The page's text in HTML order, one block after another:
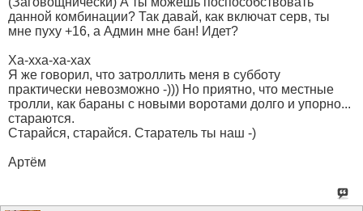
данной комбинации? Так давай, как включат серв, ты
мне пуху +16, а Админ мне бан! Идет?
Ха-хха-ха-хах
Я же говорил, что затроллить меня в субботу
практически невозможно -))) Но приятно, что местные
тролли, как бараны с новыми воротами долго и упорно...
стараются.
Старайся, старайся. Старатель ты наш -)
Артём